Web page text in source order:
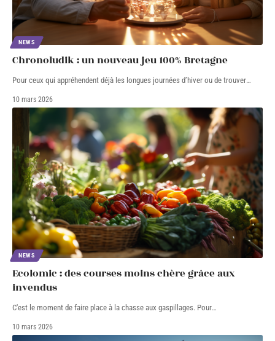
NEWS
Chronoludik : un nouveau jeu 100% Bretagne
Pour ceux qui appréhendent déjà les longues journées d’hiver ou de trouver…
10 mars 2026
NEWS
Ecolomic : des courses moins chère grâce aux
invendus
C'est le moment de faire place à la chasse aux gaspillages. Pour…
10 mars 2026